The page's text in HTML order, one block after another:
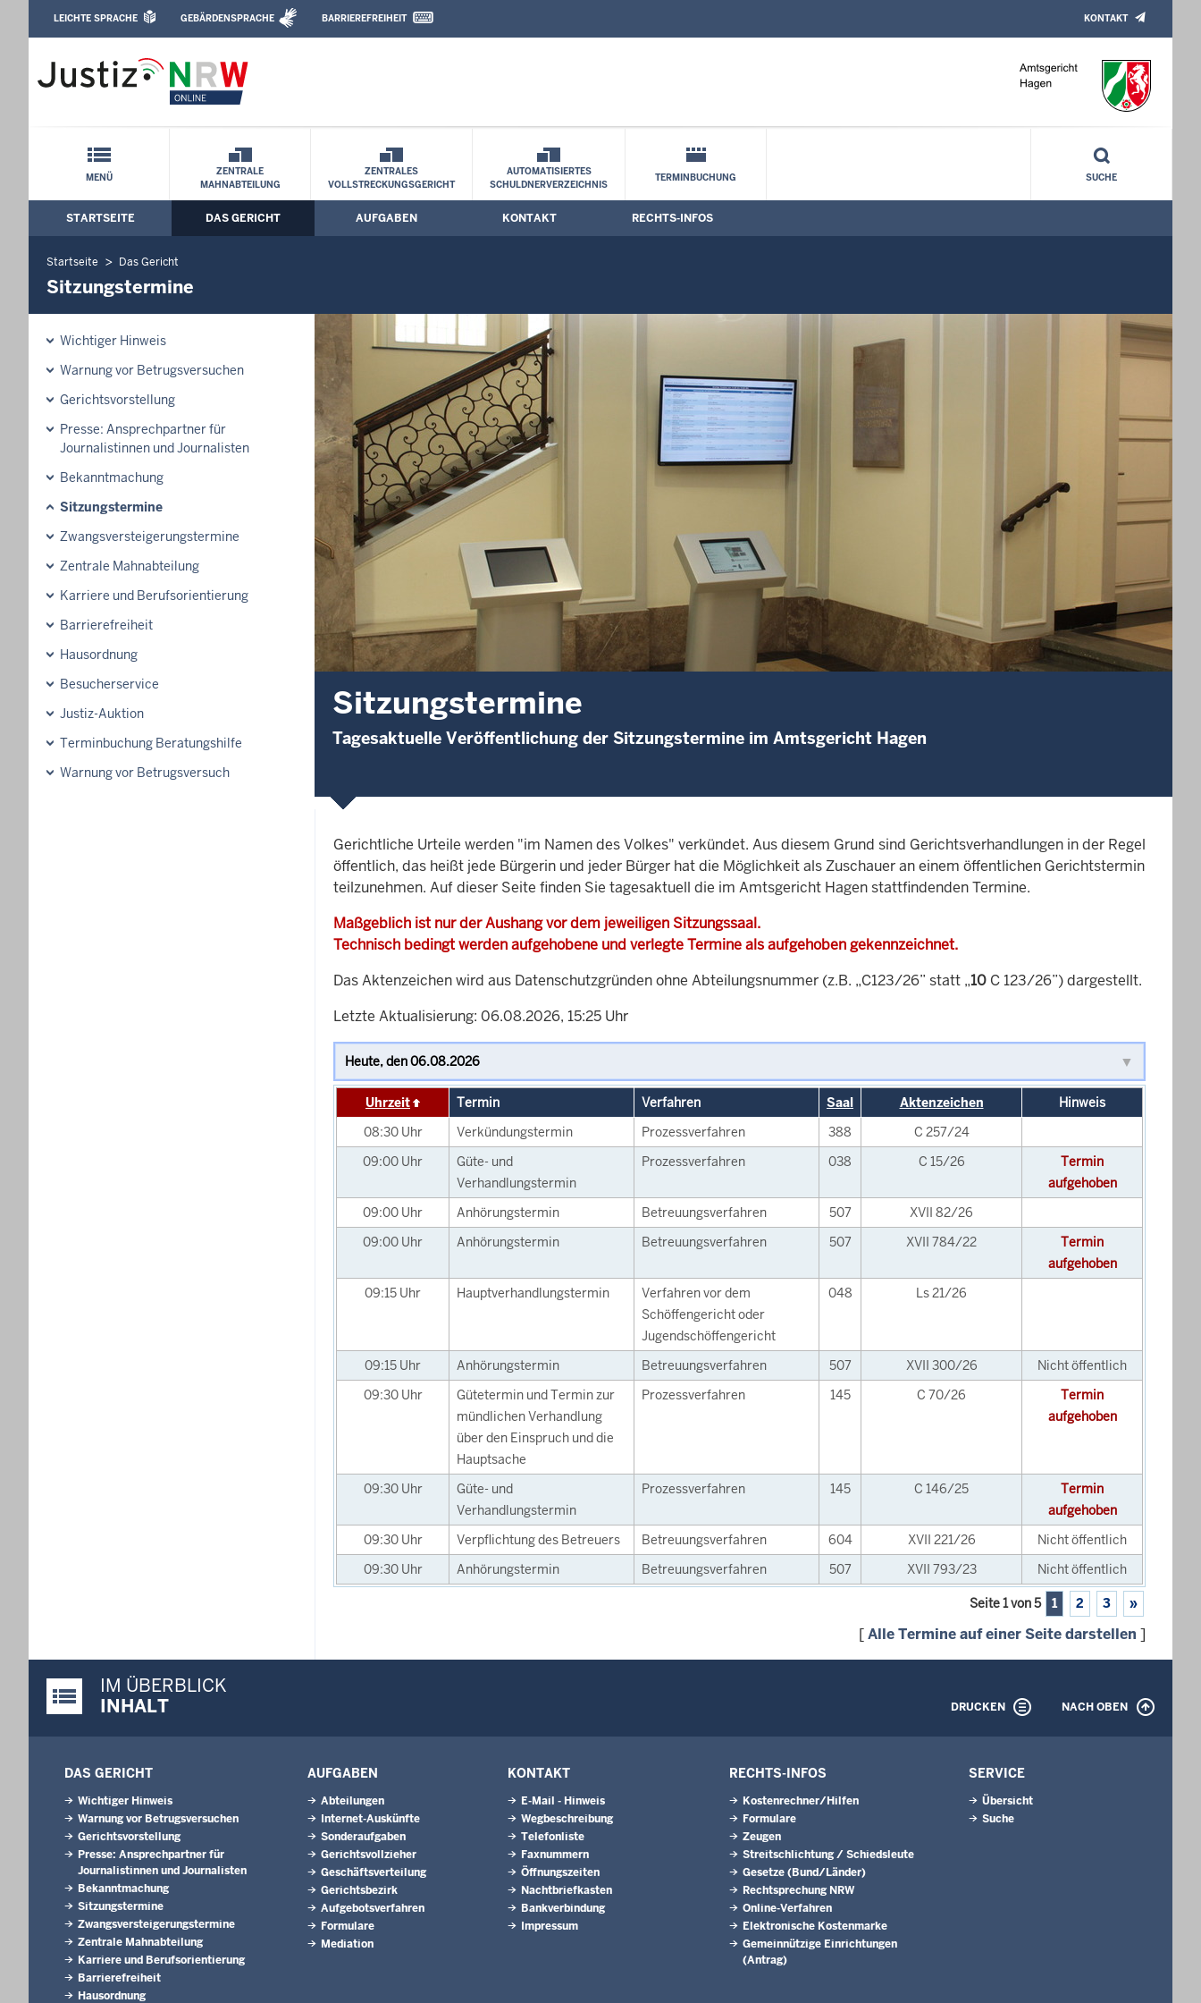
Amtsgericht Hagen: Sitzungstermine
Leichte Sprache, Gebärdensprachenvideo und Kontaktformular
LEICHTE SPRACHE GEBÄRDENSPRACHE BARRIEREFREIHEIT KONTAKT
Schnellnavigation mit Volltext-Suche
MENÜ
ZENTRALE
MAHNABTEILUNG
ZENTRALES
VOLLSTRECKUNGSGERICHT
AUTOMATISIERTES
SCHULDNERVERZEICHNIS
TERMINBUCHUNG SUCHE
Hauptmenü: Hauptnavigation
STARTSEITE DAS GERICHT AUFGABEN KONTAKT RECHTS-INFOS
Startseite Das Gericht
Sitzungstermine
Wichtiger Hinweis
Warnung vor Betrugsversuchen
Gerichtsvorstellung
Presse: Ansprechpartner für
Journalistinnen und Journalisten
Bekanntmachung
Sitzungstermine
Zwangsversteigerungs­termine
Zentrale Mahnabteilung
Karriere und Berufsorientierung
Barrierefreiheit
Hausordnung
Besucherservice
Justiz-Auktion
Terminbuchung Beratungshilfe
Warnung vor Betrugsversuch
Sitzungstermine
Tagesaktuelle Veröffentlichung der Sitzungstermine im Amtsgericht Hagen
Gerichtliche Urteile werden "im Namen des Volkes" verkündet. Aus diesem Grund sind Gerichtsverhandlungen in der Regel
öffentlich, das heißt jede Bürgerin und jeder Bürger hat die Möglichkeit als Zuschauer an einem öffentlichen Gerichtstermin
teilzunehmen. Auf dieser Seite finden Sie tagesaktuell die im Amtsgericht Hagen stattfindenden Termine.
Maßgeblich ist nur der Aushang vor dem jeweiligen Sitzungssaal.
Technisch bedingt werden aufgehobene und verlegte Termine als aufgehoben gekennzeichnet.
Das Aktenzeichen wird aus Datenschutzgründen ohne Abteilungsnummer (z.B. „C123/26” statt „10 C 123/26”) dargestellt.
Letzte Aktualisierung: 06.08.2026, 15:25 Uhr
Uhrzeit Termin Verfahren Saal Aktenzeichen
Hinweis
08:30 Uhr Verkündungstermin Prozessverfahren 388
C 257/24
09:00 Uhr
Güte- und
Verhandlungstermin
Prozessverfahren 038 C 15/26
Termin
aufgehoben
09:00 Uhr Anhörungstermin Betreuungsverfahren 507
XVII 82/26
09:00 Uhr Anhörungstermin Betreuungsverfahren 507 XVII 784/22
Termin
aufgehoben
09:15 Uhr Hauptverhandlungstermin
Verfahren vor dem
Schöffengericht oder
Jugendschöffengericht
048 Ls 21/26
09:15 Uhr Anhörungstermin Betreuungsverfahren 507 XVII 300/26
Nicht öffentlich
09:30 Uhr
Gütetermin und Termin zur
mündlichen Verhandlung
über den Einspruch und die
Hauptsache
Prozessverfahren 145 C 70/26
Termin
aufgehoben
09:30 Uhr
Güte- und
Verhandlungstermin
Prozessverfahren 145 C 146/25
Termin
aufgehoben
09:30 Uhr Verpflichtung des Betreuers Betreuungsverfahren 604 XVII 221/26
Nicht öffentlich
09:30 Uhr Anhörungstermin Betreuungsverfahren 507 XVII 793/23 Nicht öffentlich
Seite 1 von 5 1 2 3 »
[Alle Termine auf einer Seite darstellen ]
Justiz-Portal im Überblick:
IM ÜBERBLICK
INHALT
DRUCKEN NACH OBEN
DAS GERICHT
Wichtiger Hinweis
Warnung vor Betrugsversuchen
Gerichtsvorstellung
Presse: Ansprechpartner für
Journalistinnen und Journalisten
Bekanntmachung
Sitzungstermine
Zwangsversteigerungs­termine
Zentrale Mahnabteilung
Karriere und Berufsorientierung
Barrierefreiheit
Hausordnung
AUFGABEN
Abteilungen
Internet-Auskünfte
Sonderaufgaben
Gerichtsvollzieher
Geschäftsverteilung
Gerichtsbezirk
Aufgebotsverfahren
Formulare
Mediation
KONTAKT
E-Mail - Hinweis
Wegbeschreibung
Telefonliste
Faxnummern
Öffnungszeiten
Nachtbriefkasten
Bankverbindung
Impressum
RECHTS-INFOS
Kostenrechner/Hilfen
Formulare
Zeugen
Streitschlichtung / Schiedsleute
Gesetze (Bund/Länder)
Rechtsprechung NRW
Online-Verfahren
Elektronische Kostenmarke
Gemeinnützige Einrichtungen
(Antrag)
SERVICE
Übersicht
Suche